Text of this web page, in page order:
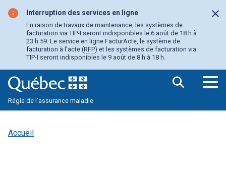
contenu
principal
Interruption des services en ligne
En raison de travaux de maintenance, les systèmes de
facturation via TIP-I seront indisponibles le 6 août de 18 h à
23 h 59. Le service en ligne FacturActe, le système de
facturation à l'acte (RFP) et les systèmes de facturation via
TIP-I seront indisponibles le 9 août de 8 h à 18 h.
Régie de l’assurance maladie
Accueil